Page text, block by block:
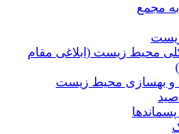
مجمع
ﻣﺤﯿﻂ زﯾﺴﺖ (ابلاغی مقام
و بهسازی محیط زیست